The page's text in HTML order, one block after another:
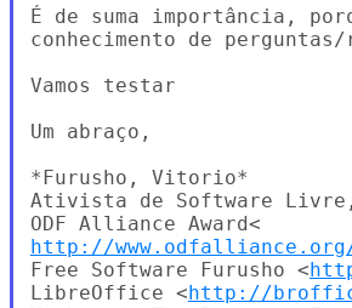
É de suma importância,
conhecimento de
Vamos testar
Um abraço,
*Furusho, Vitorio*
Ativista de Software
http://
Free Software Furusho <
LibreOffice <http://